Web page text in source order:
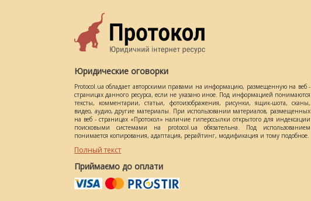
Юридические оговорки
Protocol.ua обладает авторскими правами на информацию, размещенную на веб -
страницах данного ресурса, если не указано иное. Под информацией понимаются
тексты, комментарии, статьи, фотоизображения, рисунки, ящик-шота, сканы,
видео, аудио, другие материалы. При использовании материалов, размещенных
на веб - страницах «Протокол» наличие гиперссылки открытого для индексации
поисковыми системами на protocol.ua обязательна. Под использованием
понимается копирования, адаптация, рерайтинг, модификация и тому подобное.
Полный текст
Приймаємо до оплати